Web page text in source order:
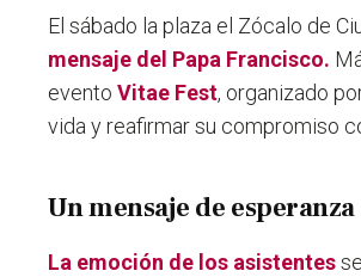
El sábado la plaza el Zócalo de
mensaje del Papa Francisco.
eventoVitae Fest, organizado
vida y reafirmar su compromiso
Un mensaje de
La emoción de los asistentes